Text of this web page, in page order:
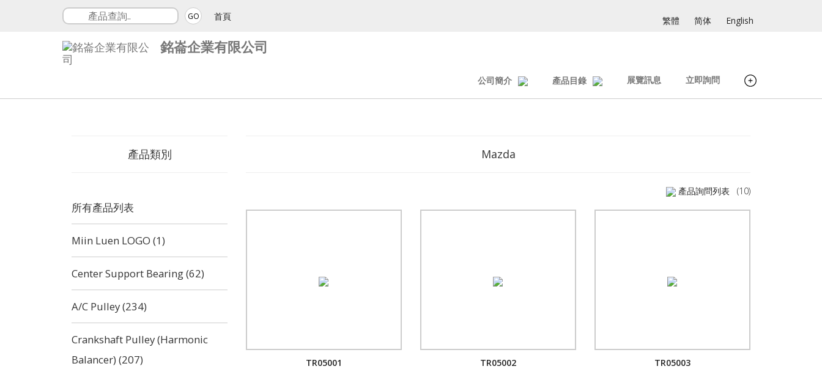
GO 首頁 繁體 简体 English
銘崙企業有限公司
公司簡介 產品目錄 展覽訊息 立即詢問
產品類別
所有產品列表
Miin Luen LOGO (1)
Center Support Bearing (62)
A/C Pulley (234)
Crankshaft Pulley (Harmonic
Balancer) (207)
Mazda
產品詢問列表 (10)
TR05001 TR05002 TR05003